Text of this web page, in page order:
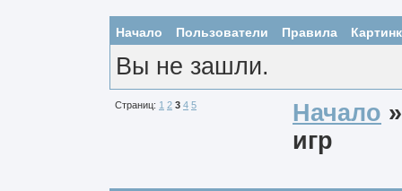
Начало Пользователи Правила
Вы не зашли.
Страниц: 1 2 3 4 5 Начало
игр